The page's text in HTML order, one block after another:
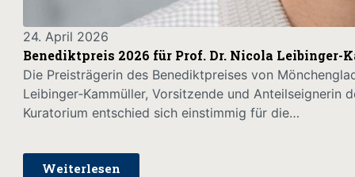
24. April 2026
Benediktpreis 2026 für Prof. Dr. Nicola Leibinger-
Die Preisträgerin des Benediktpreises von
Leibinger‑Kammüller, Vorsitzende und Anteilseignerin
Kuratorium entschied sich einstimmig für die…
Weiterlesen